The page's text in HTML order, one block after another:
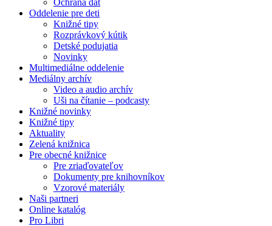
Ochrana dát
Oddelenie pre deti
Knižné tipy
Rozprávkový kútik
Detské podujatia
Novinky
Multimediálne oddelenie
Mediálny archív
Video a audio archív
Uši na čítanie – podcasty
Knižné novinky
Knižné tipy
Aktuality
Zelená knižnica
Pre obecné knižnice
Pre zriaďovateľov
Dokumenty pre knihovníkov
Vzorové materiály
Naši partneri
Online katalóg
Pro Libri